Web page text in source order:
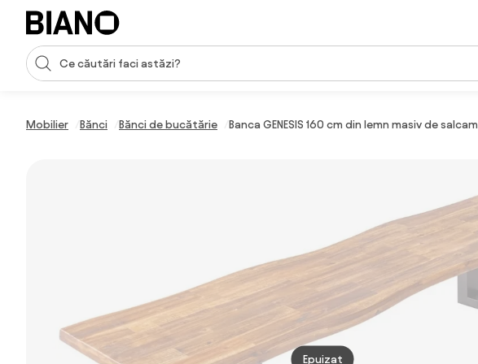
Sari peste navigare, accesează conținutul
Introducerea căutării
Mobilier Bănci Bănci de bucătărie Banca GENESIS 160 cm din lemn masiv de salcam
Epuizat